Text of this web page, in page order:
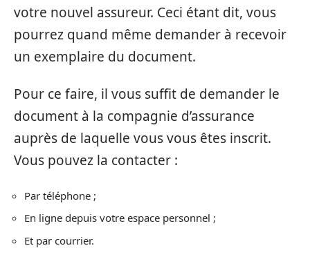
votre nouvel assureur. Ceci étant dit, vous
pourrez quand même demander à recevoir
un exemplaire du document.
Pour ce faire, il vous suffit de demander le
document à la compagnie d’assurance
auprès de laquelle vous vous êtes inscrit.
Vous pouvez la contacter :
Par téléphone ;
En ligne depuis votre espace personnel ;
Et par courrier.